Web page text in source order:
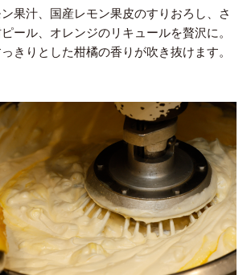
果汁、国産レモン果皮のすりおろし、さ
ール、オレンジのリキュールを贅沢に。
きりとした柑橘の香りが吹き抜けます。